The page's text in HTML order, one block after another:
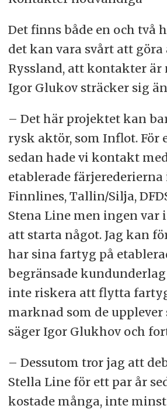
Det finns både en och två
det kan vara svårt att göra
Ryssland, att kontakter är
Igor Glukov sträcker sig
– Det här projektet kan
rysk aktör, som Inflot. För
sedan hade vi kontakt
etablerade färjerederierna
Finnlines, Tallin/Silja,
Stena Line men ingen var
att starta något. Jag kan
har sina fartyg på
begränsade
inte riskera att flytta
marknad som de upplever
säger Igor Glukhov och
– Dessutom tror jag att
Stella Line för ett par år
kostade många, inte